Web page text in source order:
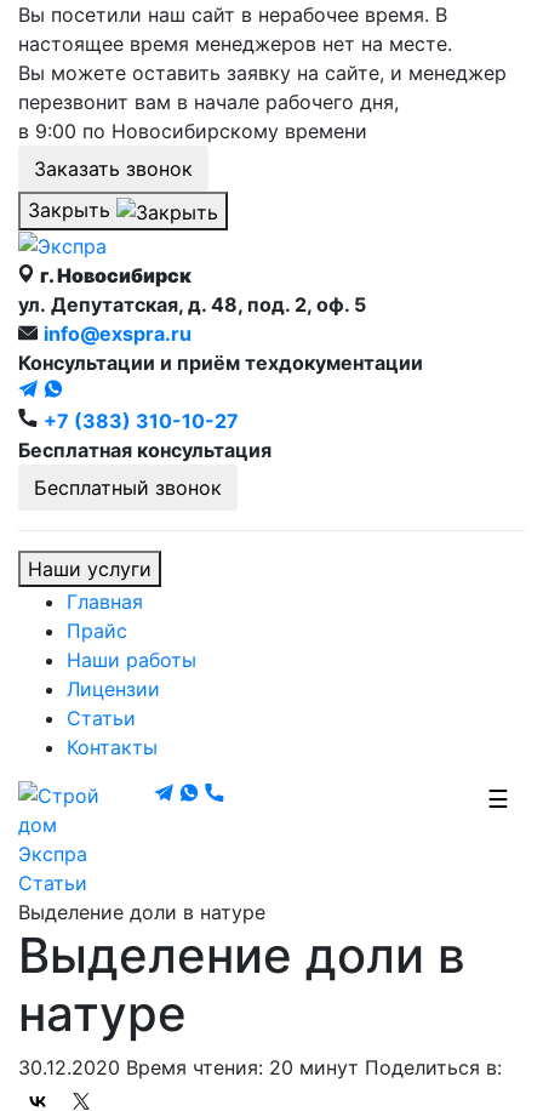
Вы посетили наш сайт в нерабочее время. В
настоящее время менеджеров нет на месте.
Вы можете оставить заявку на сайте, и менеджер
перезвонит вам в начале рабочего дня,
в 9:00 по Новосибирскому времени
Заказать звонок
Закрыть
г. Новосибирск
ул. Депутатская, д. 48, под. 2, оф. 5
info@exspra.ru
Консультации и приём техдокументации
+7 (383) 310-10-27
Бесплатная консультация
Бесплатный звонок
Наши услуги
Главная
Прайс
Наши работы
Лицензии
Статьи
Контакты
☰
Экспра
Статьи
Выделение доли в натуре
Выделение доли в
натуре
30.12.2020 Время чтения: 20 минут Поделиться в: